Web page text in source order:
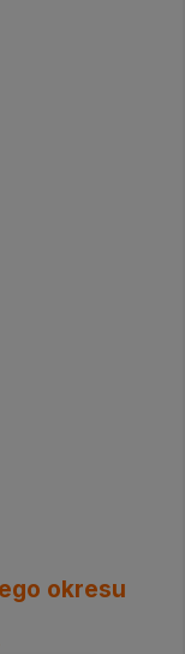
okresu